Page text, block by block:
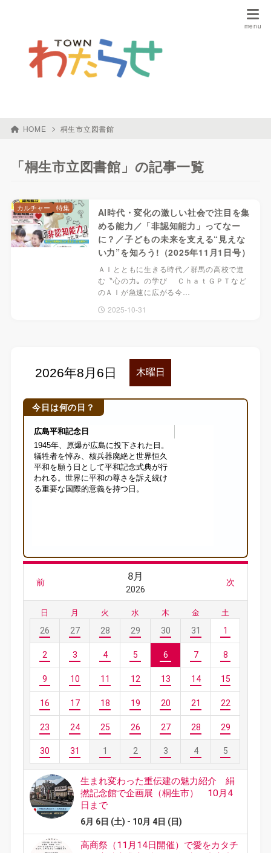
HOME 桐生市立図書館
「桐生市立図書館」の記事一覧
AI時代・変化の激しい社会で注目を集
める能力／「非認知能力」ってなー
に？／子どもの未来を支える“見えな
い力”を知ろう!（2025年11月1日号）
ＡＩとともに生きる時代／群馬の高校で進
む〝心の力〟の学び ＣｈａｔＧＰＴなど
のＡＩが急速に広がる今…
2025-10-31
カルチャー 特集
今日は何の日？